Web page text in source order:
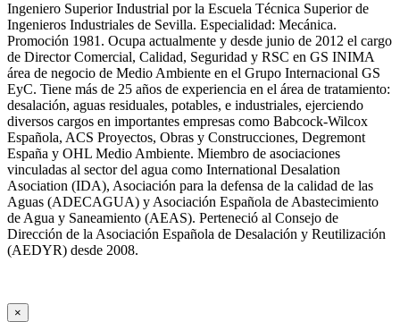
Ingeniero Superior Industrial por la Escuela Técnica Superior de
Ingenieros Industriales de Sevilla. Especialidad: Mecánica.
Promoción 1981. Ocupa actualmente y desde junio de 2012 el cargo
de Director Comercial, Calidad, Seguridad y RSC en GS INIMA
área de negocio de Medio Ambiente en el Grupo Internacional GS
EyC. Tiene más de 25 años de experiencia en el área de tratamiento:
desalación, aguas residuales, potables, e industriales, ejerciendo
diversos cargos en importantes empresas como Babcock-Wilcox
Española, ACS Proyectos, Obras y Construcciones, Degremont
España y OHL Medio Ambiente. Miembro de asociaciones
vinculadas al sector del agua como International Desalation
Asociation (IDA), Asociación para la defensa de la calidad de las
Aguas (ADECAGUA) y Asociación Española de Abastecimiento
de Agua y Saneamiento (AEAS). Perteneció al Consejo de
Dirección de la Asociación Española de Desalación y Reutilización
(AEDYR) desde 2008.
×